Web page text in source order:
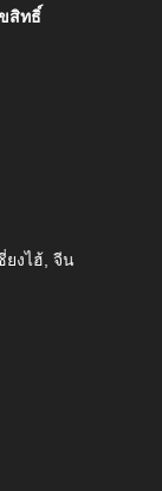
สิทธิ์
ยงไฮ้, จีน